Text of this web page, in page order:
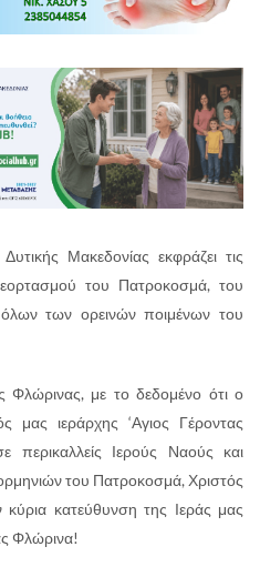
Μακεδονίας εκφράζει τις
του Πατροκοσμά, του
των ορεινών ποιμένων του
Φλώρινας, με το δεδομένο ότι ο
μας ιεράρχης ‘Αγιος Γέροντας
περικαλλείς Ιερούς Ναούς και
του Πατροκοσμά, Χριστός
κατεύθυνση της Ιεράς μας
Φλώρινα!